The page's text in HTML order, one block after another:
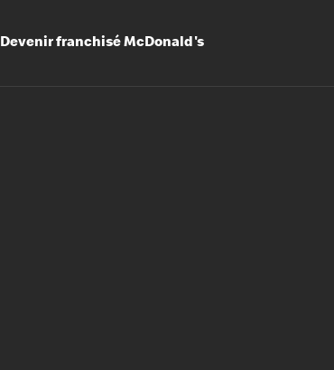
DevenirfranchiséMcDonald's
Les